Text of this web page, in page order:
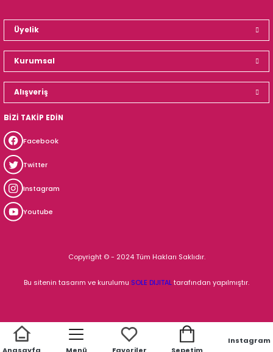
Üyelik
Kurumsal
Alışveriş
BİZİ TAKİP EDİN
Facebook
Twitter
Instagram
Youtube
Copyright © - 2024 Tüm Hakları Saklıdır.
Bu sitenin tasarım ve kurulumu SOLE DIJITALtarafından yapılmıştır.
Instagram
ideasoft e-